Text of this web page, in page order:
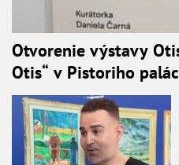
Otvorenie výstavy
Otis“ v Pistoriho